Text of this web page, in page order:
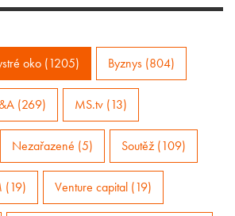
oko (1205) Byznys (804)
(269) MS.tv (13)
Nezařazené (5) Soutěž (109)
(19) Venture capital (19)